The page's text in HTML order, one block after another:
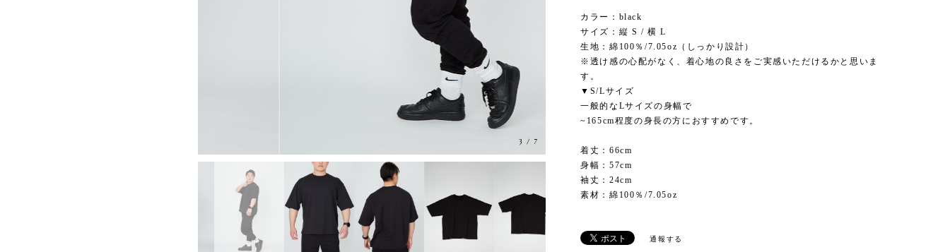
3 / 7
カラー：black
サイズ：縦 S / 横 L
生地：綿100％/7.05oz（しっかり設計）
※透け感の心配がなく、着心地の良さをご実感いただけるかと思いま
す。
▼S/Lサイズ
一般的なLサイズの身幅で
~165cm程度の身長の方におすすめです。
着丈：66cm
身幅：57cm
袖丈：24cm
素材：綿100％/7.05oz
通報する